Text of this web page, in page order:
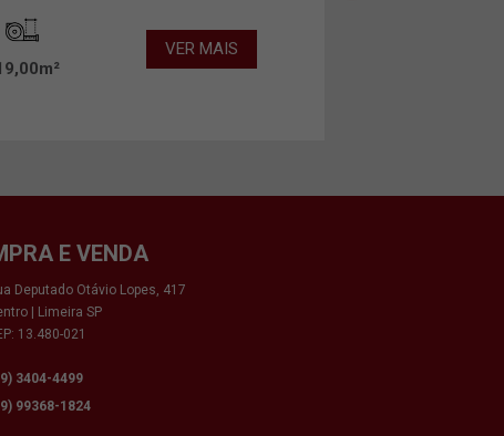
VER MAIS
E VENDA
Deputado Otávio Lopes, 417
| Limeira SP
13.480-021
3404-4499
99368-1824